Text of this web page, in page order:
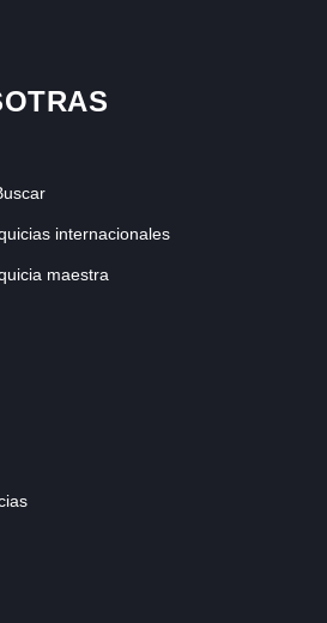
internacionales
maestra